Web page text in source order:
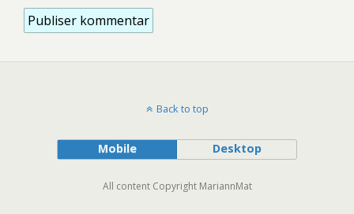
Back to top
Mobile Desktop
All content Copyright MariannMat